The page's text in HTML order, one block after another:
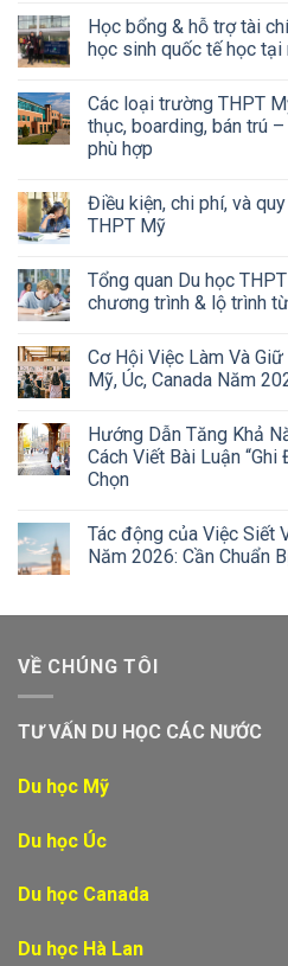
Học bổng & hỗ trợ tài
học sinh quốc tế học
Các loại trường THPT
thục, boarding, bán trú
phù hợp
Điều kiện, chi phí, và
THPT Mỹ
Tổng quan Du học
chương trình & lộ trình
Cơ Hội Việc Làm Và
Mỹ, Úc, Canada Năm
Hướng Dẫn Tăng Khả
Cách Viết Bài Luận
Chọn
Tác động của Việc Siết
Năm 2026: Cần Chuẩn
VỀ CHÚNG TÔI
TƯ VẤN DU HỌC CÁC NƯỚC
Du học Mỹ
Du học Úc
Du học Canada
Du học Hà Lan